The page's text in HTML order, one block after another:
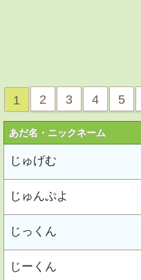
1 2 3 4 5
あだ名・ニックネーム
じゅげむ
じゅんぷよ
じっくん
じーくん